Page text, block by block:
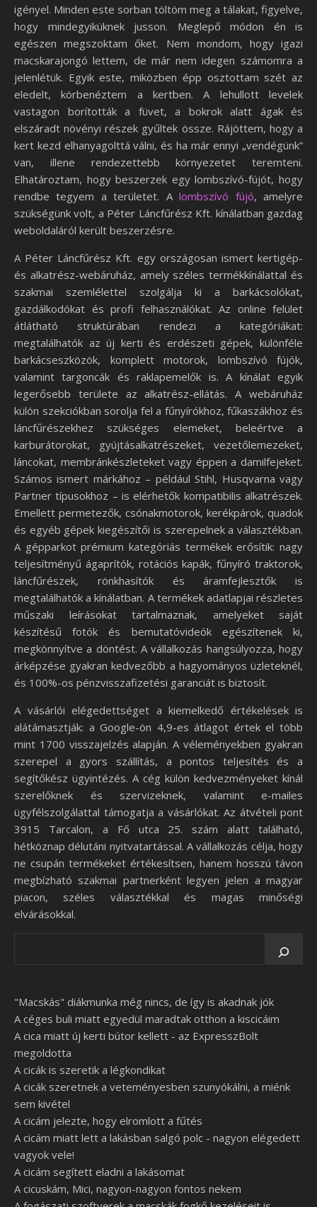
igényel. Minden este sorban töltöm meg a tálakat, figyelve,
hogy mindegyiküknek jusson. Meglepő módon én is
egészen megszoktam őket. Nem mondom, hogy igazi
macskarajongó lettem, de már nem idegen számomra a
jelenlétük. Egyik este, miközben épp osztottam szét az
eledelt, körbenéztem a kertben. A lehullott levelek
vastagon borították a füvet, a bokrok alatt ágak és
elszáradt növényi részek gyűltek össze. Rájöttem, hogy a
kert kezd elhanyagolttá válni, és ha már ennyi „vendégünk”
van, illene rendezettebb környezetet teremteni.
Elhatároztam, hogy beszerzek egy lombszívó-fújót, hogy
rendbe tegyem a területet. Alombszívó fújó, amelyre
szükségünk volt, a Péter Láncfűrész Kft. kínálatban gazdag
weboldaláról került beszerzésre.
A Péter Láncfűrész Kft. egy országosan ismert kertigép-
és alkatrész-webáruház, amely széles termékkínálattal és
szakmai szemlélettel szolgálja ki a barkácsolókat,
gazdálkodókat és profi felhasználókat. Az online felület
átlátható struktúrában rendezi a kategóriákat:
megtalálhatók az új kerti és erdészeti gépek, különféle
barkácseszközök, komplett motorok, lombszívó fújók,
valamint targoncák és raklapemelők is. A kínálat egyik
legerősebb területe az alkatrész-ellátás. A webáruház
külön szekciókban sorolja fel a fűnyírókhoz, fűkaszákhoz és
láncfűrészekhez szükséges elemeket, beleértve a
karburátorokat, gyújtásalkatrészeket, vezetőlemezeket,
láncokat, membránkészleteket vagy éppen a damilfejeket.
Számos ismert márkához – például Stihl, Husqvarna vagy
Partner típusokhoz – is elérhetők kompatibilis alkatrészek.
Emellett permetezők, csónakmotorok, kerékpárok, quadok
és egyéb gépek kiegészítői is szerepelnek a választékban.
A gépparkot prémium kategóriás termékek erősítik: nagy
teljesítményű ágaprítók, rotációs kapák, fűnyíró traktorok,
láncfűrészek, rönkhasítók és áramfejlesztők is
megtalálhatók a kínálatban. A termékek adatlapjai részletes
műszaki leírásokat tartalmaznak, amelyeket saját
készítésű fotók és bemutatóvideók egészítenek ki,
megkönnyítve a döntést. A vállalkozás hangsúlyozza, hogy
árképzése gyakran kedvezőbb a hagyományos üzleteknél,
és 100%-os pénzvisszafizetési garanciát is biztosít.
A vásárlói elégedettséget a kiemelkedő értékelések is
alátámasztják: a Google-ön 4,9-es átlagot értek el több
mint 1700 visszajelzés alapján. A véleményekben gyakran
szerepel a gyors szállítás, a pontos teljesítés és a
segítőkész ügyintézés. A cég külön kedvezményeket kínál
szerelőknek és szervizeknek, valamint e-mailes
ügyfélszolgálattal támogatja a vásárlókat. Az átvételi pont
3915 Tarcalon, a Fő utca 25. szám alatt található,
hétköznap délutáni nyitvatartással. A vállalkozás célja, hogy
ne csupán termékeket értékesítsen, hanem hosszú távon
megbízható szakmai partnerként legyen jelen a magyar
piacon, széles választékkal és magas minőségi
elvárásokkal.
"Macskás" diákmunka még nincs, de így is akadnak jók
A céges buli miatt egyedül maradtak otthon a kiscicáim
A cica miatt új kerti bútor kellett - az ExpresszBolt
megoldotta
A cicák is szeretik a légkondikat
A cicák szeretnek a veteményesben szunyókálni, a miénk
sem kivétel
A cicám jelezte, hogy elromlott a fűtés
A cicám miatt lett a lakásban salgó polc - nagyon elégedett
vagyok vele!
A cicám segített eladni a lakásomat
A cicuskám, Mici, nagyon-nagyon fontos nekem